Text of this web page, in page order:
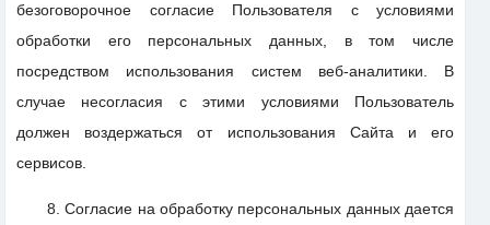
безоговорочное согласие Пользователя с условиями
обработки его персональных данных, в том числе
посредством использования систем веб-аналитики. В
случае несогласия с этими условиями Пользователь
должен воздержаться от использования Сайта и его
сервисов.
8. Согласие на обработку персональных данных дается